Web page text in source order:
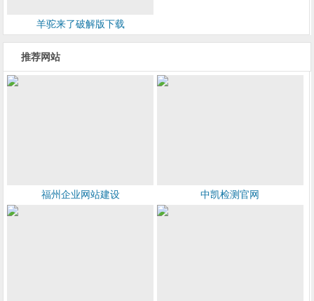
羊驼来了破解版下载
推荐网站
福州企业网站建设 中凯检测官网